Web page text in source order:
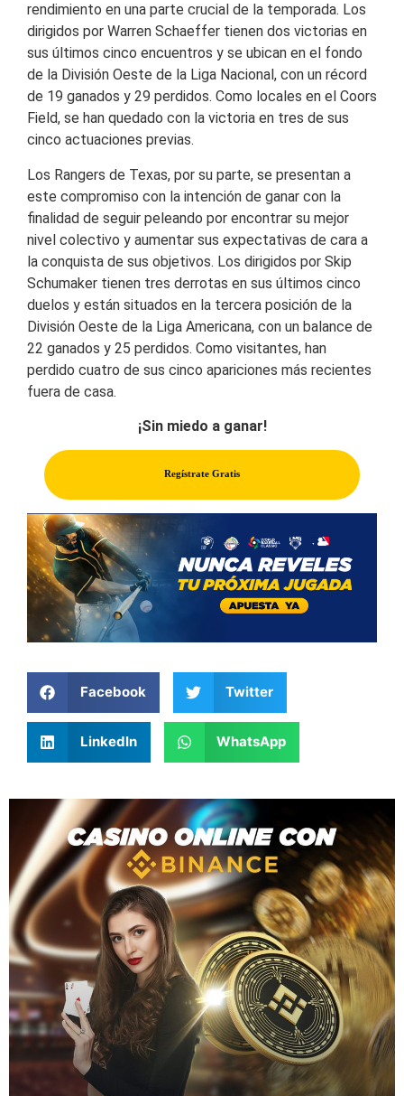
rendimiento en una parte crucial de la temporada. Los
dirigidos por Warren Schaeffer tienen dos victorias en
sus últimos cinco encuentros y se ubican en el fondo
de la División Oeste de la Liga Nacional, con un récord
de 19 ganados y 29 perdidos. Como locales en el Coors
Field, se han quedado con la victoria en tres de sus
cinco actuaciones previas.
Los Rangers de Texas, por su parte, se presentan a
este compromiso con la intención de ganar con la
finalidad de seguir peleando por encontrar su mejor
nivel colectivo y aumentar sus expectativas de cara a
la conquista de sus objetivos. Los dirigidos por Skip
Schumaker tienen tres derrotas en sus últimos cinco
duelos y están situados en la tercera posición de la
División Oeste de la Liga Americana, con un balance de
22 ganados y 25 perdidos. Como visitantes, han
perdido cuatro de sus cinco apariciones más recientes
fuera de casa.
¡Sin miedo a ganar!
Regístrate Gratis
Facebook Twitter
LinkedIn WhatsApp